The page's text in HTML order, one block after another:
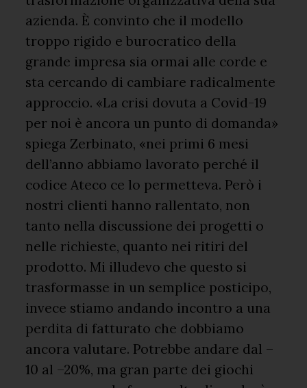
azienda. È convinto che il modello
troppo rigido e burocratico della
grande impresa sia ormai alle corde e
sta cercando di cambiare radicalmente
approccio. «La crisi dovuta a Covid-19
per noi è ancora un punto di domanda»
spiega Zerbinato, «nei primi 6 mesi
dell’anno abbiamo lavorato perché il
codice Ateco ce lo permetteva. Però i
nostri clienti hanno rallentato, non
tanto nella discussione dei progetti o
nelle richieste, quanto nei ritiri del
prodotto. Mi illudevo che questo si
trasformasse in un semplice posticipo,
invece stiamo andando incontro a una
perdita di fatturato che dobbiamo
ancora valutare. Potrebbe andare dal –
10 al –20%, ma gran parte dei giochi